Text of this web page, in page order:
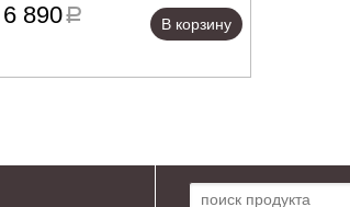
6 890a
В корзину
Поиск по сайту: